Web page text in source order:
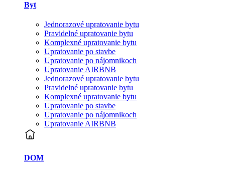
Byt
Jednorazové upratovanie bytu
Pravidelné upratovanie bytu
Komplexné upratovanie bytu
Upratovanie po stavbe
Upratovanie po nájomnikoch
Upratovanie AIRBNB
Jednorazové upratovanie bytu
Pravidelné upratovanie bytu
Komplexné upratovanie bytu
Upratovanie po stavbe
Upratovanie po nájomnikoch
Upratovanie AIRBNB
DOM